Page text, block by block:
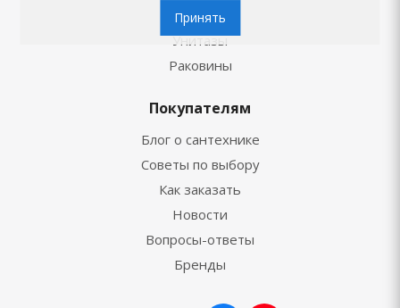
Смесители
Унитазы
Раковины
Покупателям
Блог о сантехнике
Советы по выбору
Как заказать
Новости
Вопросы-ответы
Бренды
Принять